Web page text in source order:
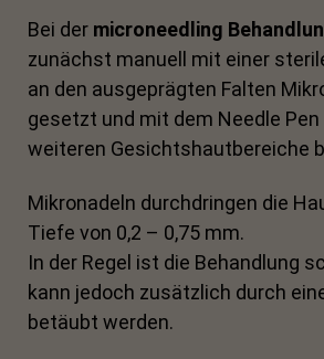
Bei der microneedling
zunächst manuell mit einer
an den ausgeprägten Falten
gesetzt und mit dem Needle
weiteren Gesichtshautbereiche
Mikronadeln durchdringen die
Tiefe von 0,2 – 0,75 mm.
In der Regel ist die Behandlung
kann jedoch zusätzlich durch
betäubt werden.